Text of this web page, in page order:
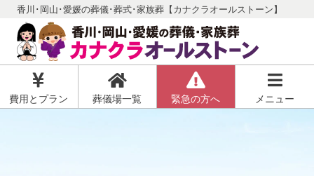
香川･岡山･愛媛の葬儀･葬式･家族葬【カナクラオールストーン】
費用とプラン 葬儀場一覧 緊急の方へ メニュー